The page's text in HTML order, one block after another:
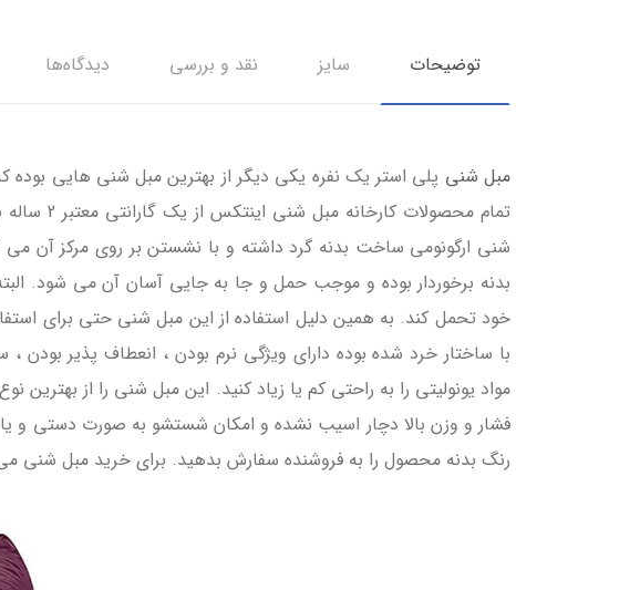
توضیحات سایز نقد و بررسی دیدگاه‌ها
مبل شنی
تمام
خود تحمل کند. به همین دلیل استفاده از این مبل شنی حتی برای
با ساختار خرد شده بوده دارای ویژگی نرم بودن ، انعطاف پذیر
مواد یونولیتی را به راحتی کم یا زیاد کنید. این مبل شنی را از
فشار و وزن بالا دچار اسیب نشده و امکان شستشو به صورت دستی و یا
رنگ بدنه محصول را به فروشنده سفارش بدهید. برای خرید مبل شنی